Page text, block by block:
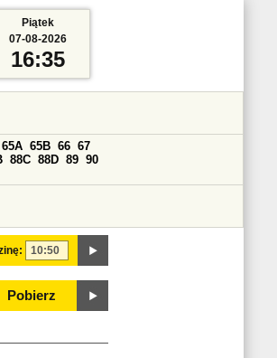
65A 65B 66 67
88C 88D 89 90
Pobierz
Piątek
07-08-2026
16:35